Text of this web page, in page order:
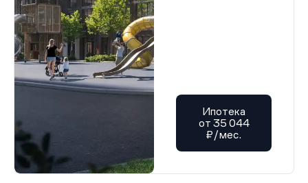
Ипотека
от 35 044
₽/мес.